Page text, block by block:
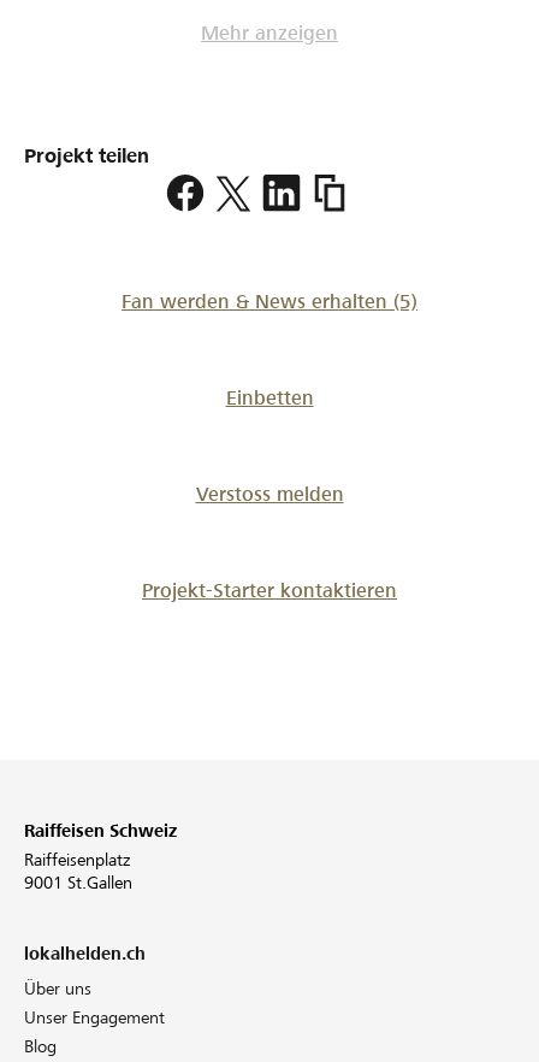
Mehr anzeigen
Projekt teilen
https://
Fan werden & News erhalten (5)
Einbetten
Verstoss melden
Projekt-Starter kontaktieren
Raiffeisen Schweiz
Raiffeisenplatz
9001 St.Gallen
lokalhelden.ch
Über uns
Unser Engagement
Blog